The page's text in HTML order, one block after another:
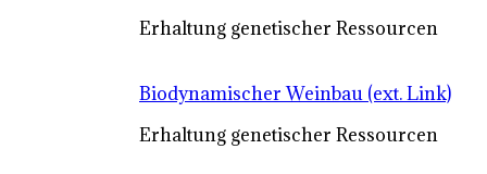
Erhaltung genetischer Ressourcen
Biodynamischer Weinbau (ext. Link)
Erhaltung genetischer Ressourcen